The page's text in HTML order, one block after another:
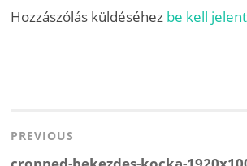
Hozzászólás küldéséhez be kell
navigáció
PREVIOUS
Previous